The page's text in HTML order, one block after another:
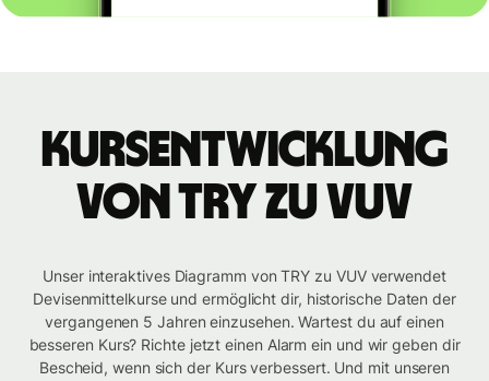
Kursentwicklung
von TRY zu VUV
Unser interaktives Diagramm von TRY zu VUV verwendet
Devisenmittelkurse und ermöglicht dir, historische Daten der
vergangenen 5 Jahren einzusehen. Wartest du auf einen
besseren Kurs? Richte jetzt einen Alarm ein und wir geben dir
Bescheid, wenn sich der Kurs verbessert. Und mit unseren